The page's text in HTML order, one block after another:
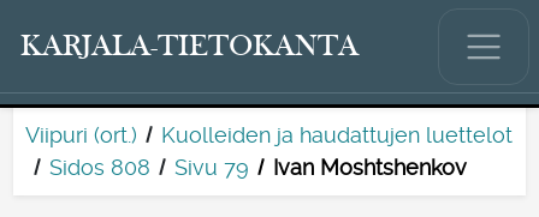
KARJALA-TIETOKANTA
Viipuri (ort.)
Kuolleiden ja haudattujen luettelot
Sidos 808
Sivu 79 Ivan Moshtshenkov